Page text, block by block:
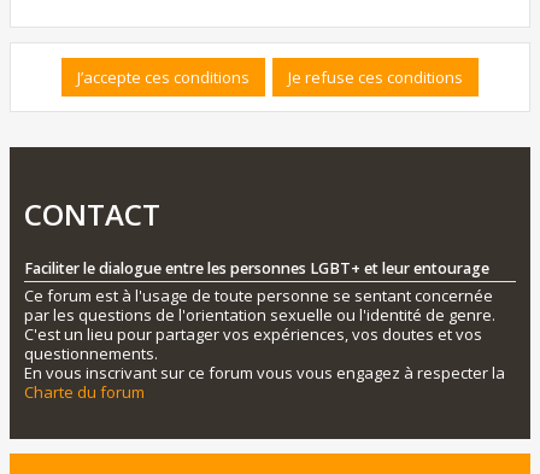
CONTACT
Faciliter le dialogue entre les personnes LGBT+ et leur entourage
Ce forum est à l'usage de toute personne se sentant concernée
par les questions de l'orientation sexuelle ou l'identité de genre.
C'est un lieu pour partager vos expériences, vos doutes et vos
questionnements.
En vous inscrivant sur ce forum vous vous engagez à respecter la
Charte du forum